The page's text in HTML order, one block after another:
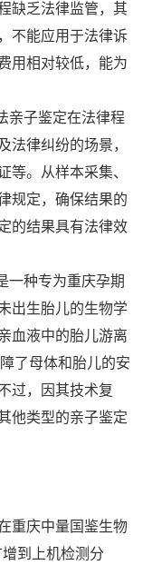
缺乏法律监管，其
不能应用于法律诉
用相对较低，能为
亲子鉴定在法律程
法律纠纷的场景，
等。从样本采集、
规定，确保结果的
的结果具有法律效
一种专为重庆孕期
出生胎儿的生物学
血液中的胎儿游离
了母体和胎儿的安
过，因其技术复
他类型的亲子鉴定
重庆中量国鉴生物
到上机检测分